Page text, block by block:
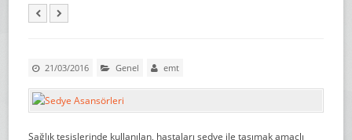
21/03/2016 Genel emt
Sağlık tesislerinde kullanılan, hastaları sedye ile taşımak amaçlı